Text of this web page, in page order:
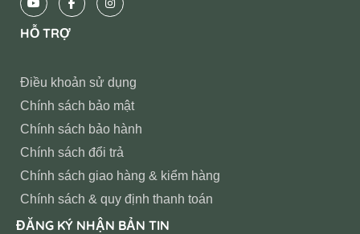
HỖ TRỢ
Điều khoản sử dụng
Chính sách bảo mật
Chính sách bảo hành
Chính sách đổi trả
Chính sách giao hàng & kiểm hàng
Chính sách & quy định thanh toán
ĐĂNG KÝ NHẬN BẢN TIN